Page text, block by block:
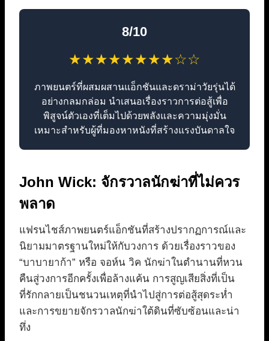
8/10
★★★★★★★★☆☆
ภาพยนตร์ที่ผสมผสานแอ็กชันและดราม่าวัยรุ่นได้
อย่างกลมกล่อม นำเสนอเรื่องราวการต่อสู้เพื่อ
พิสูจน์ตัวเองที่เต็มไปด้วยพลังและความมุ่งมั่น
เหมาะสำหรับผู้ที่มองหาหนังที่สร้างแรงบันดาลใจ
John Wick: จักรวาลนักฆ่าที่ไม่ควร
พลาด
แฟรนไชส์ภาพยนตร์แอ็กชันที่สร้างปรากฏการณ์และ
นิยามมาตรฐานใหม่ให้กับวงการ ด้วยเรื่องราวของ
“บาบายาก้า” หรือ จอห์น วิค นักฆ่าในตำนานที่หวน
คืนสู่วงการอีกครั้งเพื่อล้างแค้น การสูญเสียสิ่งที่เป็น
ที่รักกลายเป็นชนวนเหตุที่นำไปสู่การต่อสู้สุดระห่ำ
และการขยายจักรวาลนักฆ่าใต้ดินที่ซับซ้อนและน่า
ทึ่ง